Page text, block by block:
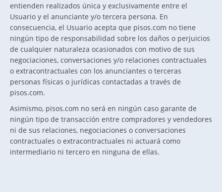
entienden realizados única y exclusivamente entre el
Usuario y el anunciante y/o tercera persona. En
consecuencia, el Usuario acepta que pisos.com no tiene
ningún tipo de responsabilidad sobre los daños o perjuicios
de cualquier naturaleza ocasionados con motivo de sus
negociaciones, conversaciones y/o relaciones contractuales
o extracontractuales con los anunciantes o terceras
personas físicas o jurídicas contactadas a través de
pisos.com.
Asimismo, pisos.com no será en ningún caso garante de
ningún tipo de transacción entre compradores y vendedores
ni de sus relaciones, negociaciones o conversaciones
contractuales o extracontractuales ni actuará como
intermediario ni tercero en ninguna de ellas.